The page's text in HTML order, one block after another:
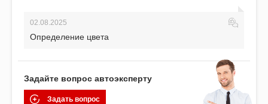
02.08.2025
Определение цвета
Задайте вопрос автоэксперту
Задать вопрос